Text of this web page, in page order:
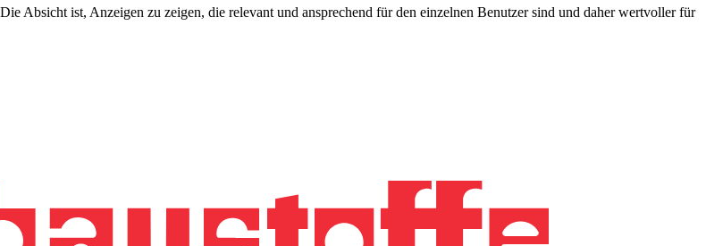
Absicht ist, Anzeigen zu zeigen, die relevant und ansprechend für den einzelnen Benutzer sind und daher wertvoller für